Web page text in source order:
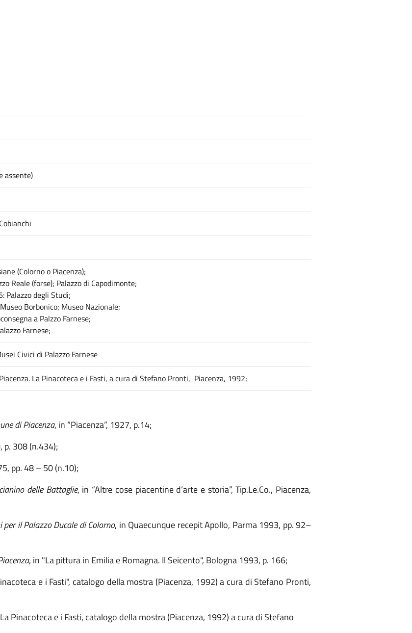
assente)
(Colorno o Piacenza);
Reale (forse); Palazzo di Capodimonte;
degli Studi;
Borbonico; Museo Nazionale;
a Palzzo Farnese;
Farnese;
Civici di Palazzo Farnese
La Pinacoteca e i Fasti, a cura di Stefano Pronti, Piacenza, 1992;
di Piacenza, in “Piacenza”, 1927, p.14;
p. 308(n.434);
pp. 48 – 50(n.10);
delle Battaglie, in “Altre cose piacentine d’arte e storia”,Tip.Le.Co., Piacenza,
il Palazzo Ducale di Colorno, in Quaecunque recepit Apollo, Parma 1993, pp. 92–
, in "La pittura in Emilia e Romagna. Il Seicento", Bologna 1993, p. 166;
e i Fasti", catalogo della mostra (Piacenza, 1992) a cura di Stefano Pronti,
Pinacoteca e i Fasti, catalogo della mostra (Piacenza, 1992) a cura di Stefano